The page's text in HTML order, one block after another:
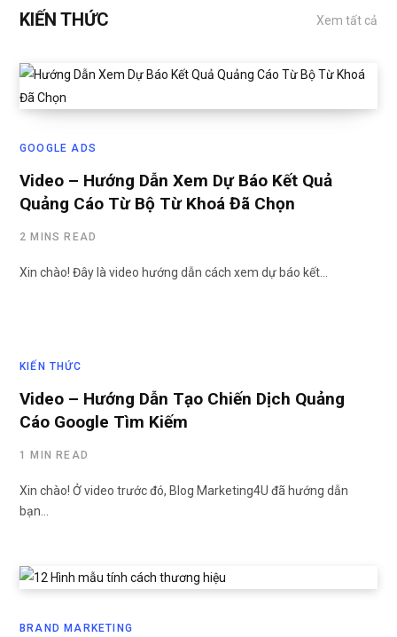
KIẾN THỨC Xem tất cả
GOOGLE ADS
Video – Hướng Dẫn Xem Dự Báo Kết Quả
Quảng Cáo Từ Bộ Từ Khoá Đã Chọn
2 MINS READ
Xin chào! Đây là video hướng dẫn cách xem dự báo kết…
KIẾN THỨC
Video – Hướng Dẫn Tạo Chiến Dịch Quảng
Cáo Google Tìm Kiếm
1 MIN READ
Xin chào! Ở video trước đó, Blog Marketing4U đã hướng dẫn
bạn…
BRAND MARKETING